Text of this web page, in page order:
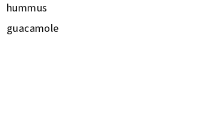
hummus
guacamole